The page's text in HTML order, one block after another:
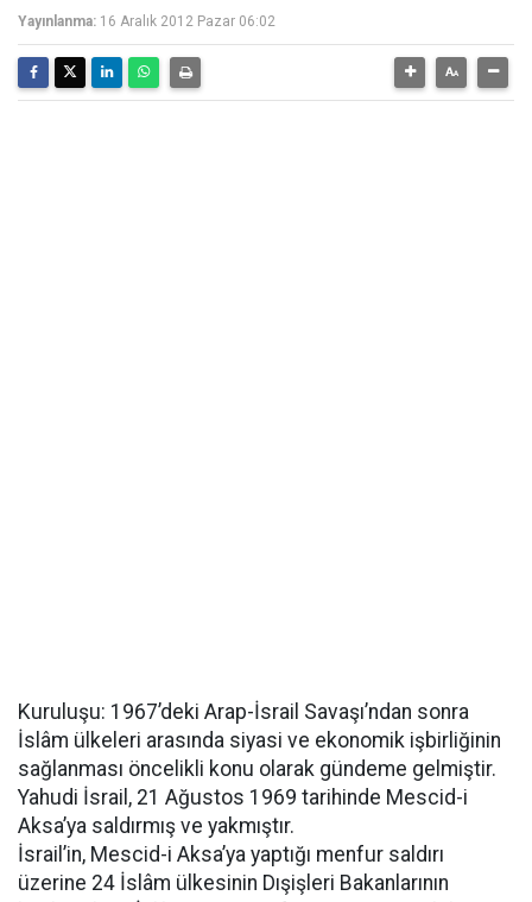
Yayınlanma: 16 Aralık 2012 Pazar 06:02
Kuruluşu: 1967’deki Arap-İsrail Savaşı’ndan sonra
İslâm ülkeleri arasında siyasi ve ekonomik işbirliğinin
sağlanması öncelikli konu olarak gündeme gelmiştir.
Yahudi İsrail, 21 Ağustos 1969 tarihinde Mescid-i
Aksa’ya saldırmış ve yakmıştır.
İsrail’in, Mescid-i Aksa’ya yaptığı menfur saldırı
üzerine 24 İslâm ülkesinin Dışişleri Bakanlarının